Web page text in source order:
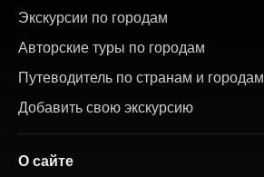
Экскурсии по городам
Авторские туры по городам
Путеводитель по странам и городам
Добавить свою экскурсию
О сайте